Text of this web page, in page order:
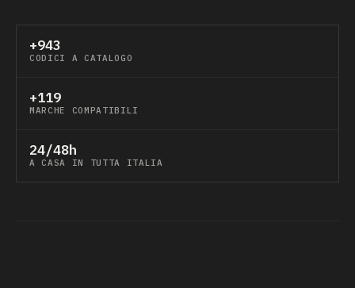
+943
CODICI A CATALOGO
+119
MARCHE COMPATIBILI
24/48h
A CASA IN TUTTA ITALIA